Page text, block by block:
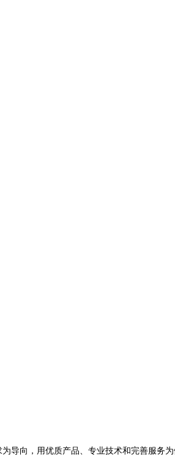
向，用优质产品、专业技术和完善服务